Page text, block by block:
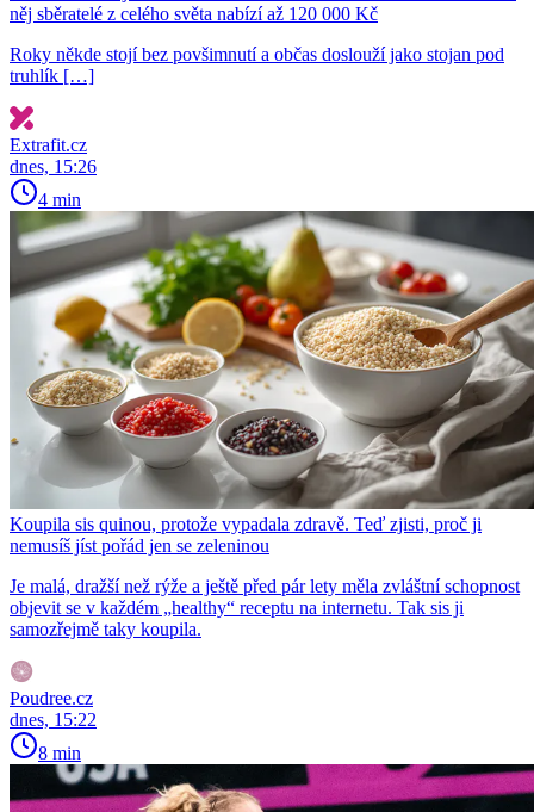
něj sběratelé z celého světa nabízí až 120 000 Kč
Roky někde stojí bez povšimnutí a občas doslouží jako stojan pod
truhlík […]
Extrafit.cz
dnes, 15:26
4 min
Koupila sis quinou, protože vypadala zdravě. Teď zjisti, proč ji
nemusíš jíst pořád jen se zeleninou
Je malá, dražší než rýže a ještě před pár lety měla zvláštní schopnost
objevit se v každém „healthy“ receptu na internetu. Tak sis ji
samozřejmě taky koupila.
Poudree.cz
dnes, 15:22
8 min